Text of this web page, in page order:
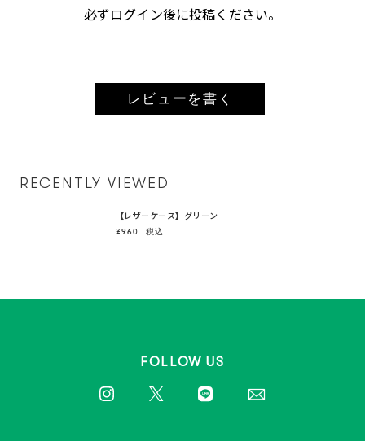
必ずログイン後に投稿ください。
レビューを書く
RECENTLY VIEWED
【レザーケース】グリーン
¥960 税込
FOLLOW US